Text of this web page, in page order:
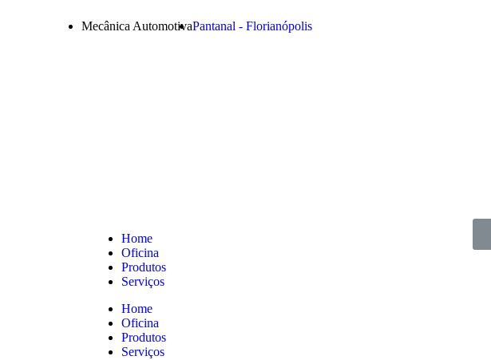
Mecânica AutomotivaPantanal - Florianópolis
Home
Oficina
Produtos
Serviços
Home
Oficina
Produtos
Serviços